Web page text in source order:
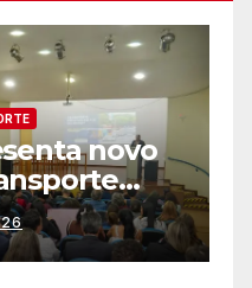
novo
para um
e